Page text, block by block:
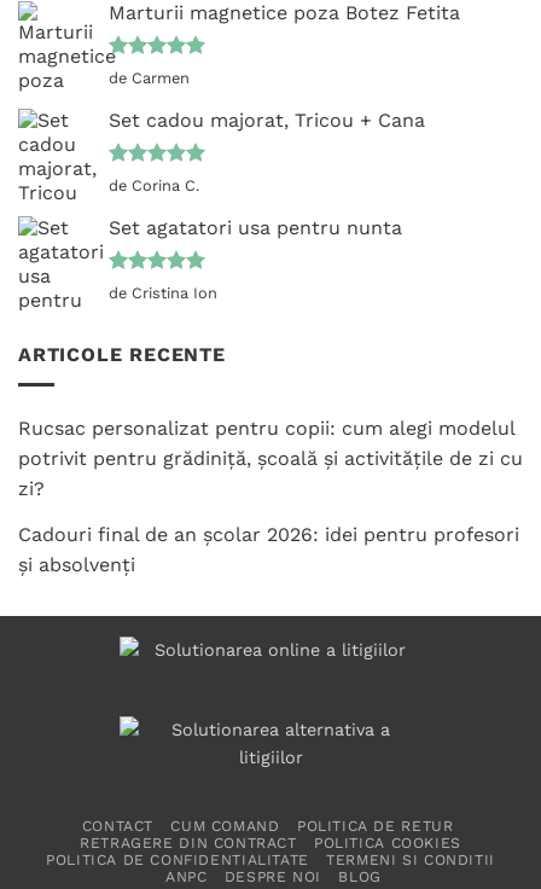
Marturii magnetice poza Botez Fetita
Evaluat la
de Carmen
Set cadou majorat, Tricou + Cana
Evaluat la
de Corina C.
Set agatatori usa pentru nunta
Evaluat la
de Cristina Ion
ARTICOLE RECENTE
Rucsac personalizat pentru copii: cum alegi modelul
potrivit pentru grădiniță, școală și activitățile de zi cu
zi?
Cadouri final de an școlar 2026: idei pentru profesori
și absolvenți
CONTACT CUM COMAND
POLITICA DE RETUR
RETRAGERE DIN CONTRACT
POLITICA COOKIES
POLITICA DE CONFIDENTIALITATE
TERMENI SI CONDITII
ANPC
DESPRE NOI BLOG